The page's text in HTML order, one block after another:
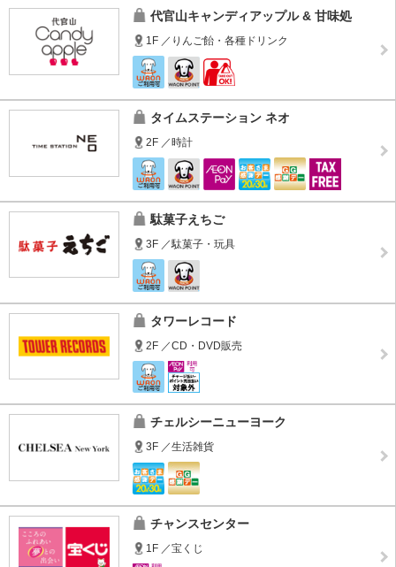
代官山キャンディアップル & 甘味処
1F ／りんご飴・各種ドリンク
タイムステーション ネオ
2F ／時計
駄菓子えちご
3F ／駄菓子・玩具
タワーレコード
2F ／CD・DVD販売
チェルシーニューヨーク
3F ／生活雑貨
チャンスセンター
1F ／宝くじ